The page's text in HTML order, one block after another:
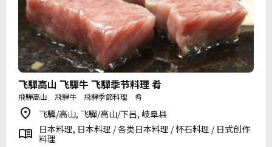
飞驒高山 飞驒牛 飞驒季节料理 肴
飛騨高山 飛騨牛 飛騨季節料理 肴
飞驒/高山, 飞驒/高山/下吕, 岐阜县
日本料理, 日本料理 / 各类日本料理 / 怀石料理 / 日式创作
料理